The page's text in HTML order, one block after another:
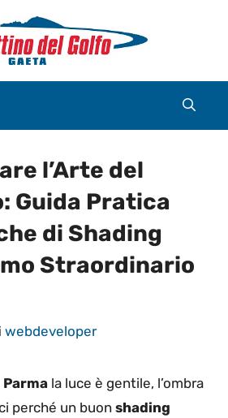
l’Arte del
Guida Pratica
di Shading
Straordinario
webdeveloper
la luce è gentile, l’ombra
perché un buon shading